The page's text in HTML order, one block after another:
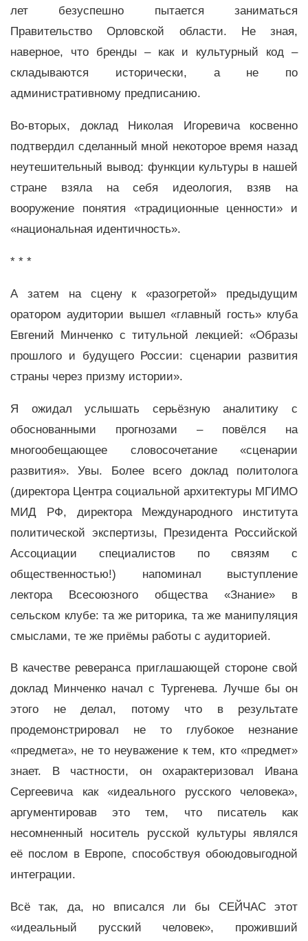
лет безуспешно пытается заниматься
Правительство Орловской области. Не зная,
наверное, что бренды – как и культурный код –
складываются исторически, а не по
административному предписанию.
Во-вторых, доклад Николая Игоревича косвенно
подтвердил сделанный мной некоторое время назад
неутешительный вывод: функции культуры в нашей
стране взяла на себя идеология, взяв на
вооружение понятия «традиционные ценности» и
«национальная идентичность».
* * *
А затем на сцену к «разогретой» предыдущим
оратором аудитории вышел «главный гость» клуба
Евгений Минченко с титульной лекцией: «Образы
прошлого и будущего России: сценарии развития
страны через призму истории».
Я ожидал услышать серьёзную аналитику с
обоснованными прогнозами – повёлся на
многообещающее словосочетание «сценарии
развития». Увы. Более всего доклад политолога
(директора Центра социальной архитектуры МГИМО
МИД РФ, директора Международного института
политической экспертизы, Президента Российской
Ассоциации специалистов по связям с
общественностью!) напоминал выступление
лектора Всесоюзного общества «Знание» в
сельском клубе: та же риторика, та же манипуляция
смыслами, те же приёмы работы с аудиторией.
В качестве реверанса приглашающей стороне свой
доклад Минченко начал с Тургенева. Лучше бы он
этого не делал, потому что в результате
продемонстрировал не то глубокое незнание
«предмета», не то неуважение к тем, кто «предмет»
знает. В частности, он охарактеризовал Ивана
Сергеевича как «идеального русского человека»,
аргументировав это тем, что писатель как
несомненный носитель русской культуры являлся
её послом в Европе, способствуя обоюдовыгодной
интеграции.
Всё так, да, но вписался ли бы СЕЙЧАС этот
«идеальный русский человек», проживший